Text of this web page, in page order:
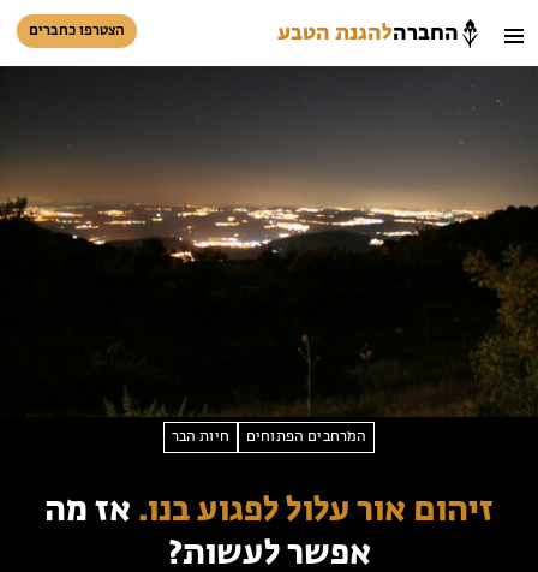
החברהלהגנת הטבע הצטרפו כחברים
הזמינו פעילויות וטיולים מודרכים
הזמינו פעילויות וטיולים מודרכים
טיולים למבוגרים: ארץ אהבתי
המגזין – כל מה שקורה בטבע
המרחבים הפתוחים חיות הבר
זיהום אור עלול לפגוע בנו. אז מה
אפשר לעשות?